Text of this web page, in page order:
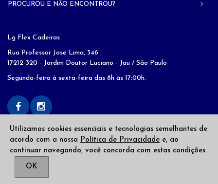
PROCUROU E NÃO ENCONTROU?
Lg Flex Cadeiras
Rua Professor Jose Lima, 346
17212-320 - Jardim Doutor Luciano - Jau / São Paulo
Segunda-feira à sexta-feira das 8h às 17:00h.
Utilizamos cookies essenciais e tecnologias semelhantes de
acordo com a nossa Política de Privacidade e, ao
continuar navegando, você concorda com estas condições.
OK